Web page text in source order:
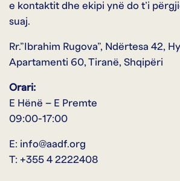
e kontaktit dhe ekipi ynë do t’i
suaj.
Rr.”Ibrahim Rugova”, Ndërtesa 42,
Apartamenti 60, Tiranë, Shqipëri
Orari:
E Hënë – E Premte
09:00-17:00
E: info@aadf.org
T: +355 4 2222408